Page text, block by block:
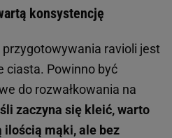
konsystencję
ravioli jest
ciasta. Powinno być
do rozwałkowania na
zaczyna się kleić, warto
mąki, ale bez